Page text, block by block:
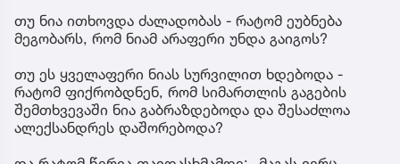
თუ ნია ითხოვდა ძალადობას - რატომ ეუბნება
მეგობარს, რომ ნიამ არაფერი უნდა გაიგოს?
თუ ეს ყველაფერი ნიას სურვილით ხდებოდა -
რატომ ფიქრობდნენ, რომ სიმართლის გაგების
შემთხვევაში ნია გაბრაზდებოდა და შესაძლოა
ალექსანდრეს დაშორებოდა?